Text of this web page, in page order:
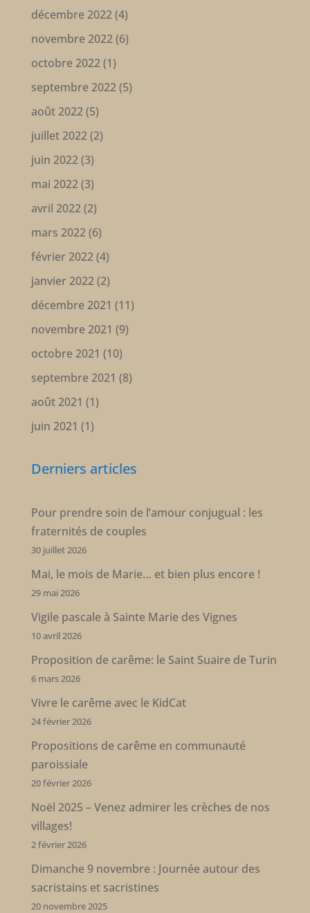
décembre 2022(4)
novembre 2022(6)
octobre 2022(1)
septembre 2022(5)
août 2022(5)
juillet 2022(2)
juin 2022(3)
mai 2022(3)
avril 2022(2)
mars 2022(6)
février 2022(4)
janvier 2022(2)
décembre 2021 (11)
novembre 2021 (9)
octobre 2021 (10)
septembre 2021 (8)
août 2021 (1)
juin 2021 (1)
Derniers articles
Pour prendre soin de l’amour conjugual : les
fraternités de couples
30 juillet 2026
Mai, le mois de Marie… et bien plus encore !
29 mai 2026
Vigile pascale à Sainte Marie des Vignes
10 avril 2026
Proposition de carême: le Saint Suaire de Turin
6 mars 2026
Vivre le carême avec le KidCat
24 février 2026
Propositions de carême en communauté
paroissiale
20 février 2026
Noël 2025 – Venez admirer les crèches de nos
villages!
2 février 2026
Dimanche 9 novembre : Journée autour des
sacristains et sacristines
20 novembre 2025